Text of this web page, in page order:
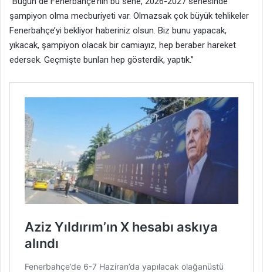
şampiyon olma mecburiyeti var. Olmazsak çok büyük tehlikeler
Fenerbahçe’yi bekliyor haberiniz olsun. Biz bunu yapacak,
yıkacak, şampiyon olacak bir camiayız, hep beraber hareket
edersek. Geçmişte bunları hep gösterdik, yaptık.”